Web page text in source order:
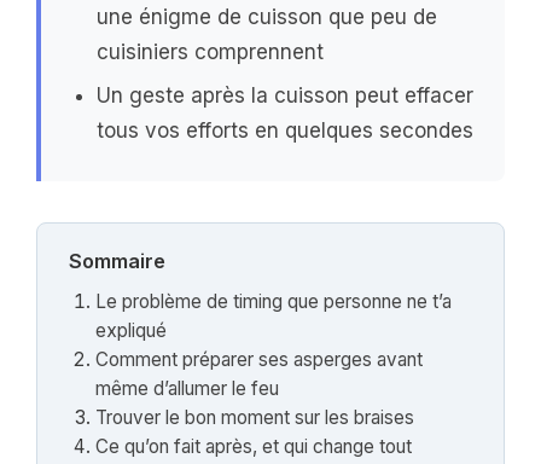
une énigme de cuisson que peu de
cuisiniers comprennent
Un geste après la cuisson peut effacer
tous vos efforts en quelques secondes
Sommaire
Le problème de timing que personne ne t’a
expliqué
Comment préparer ses asperges avant
même d’allumer le feu
Trouver le bon moment sur les braises
Ce qu’on fait après, et qui change tout